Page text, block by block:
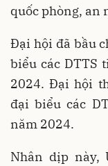
quốc phòng, an
Đại hội đã bầu
biểu các DTTS
2024. Đại hội
đại biểu các
năm 2024.
Nhân dịp này,